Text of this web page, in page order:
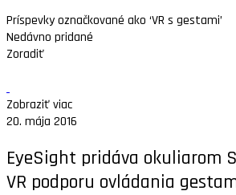
Príspevky označkované ako ‘VR s gestami’
Nedávno pridané
Zoradiť
Zobraziť viac
20. mája 2016
EyeSight pridáva okuliarom
VR podporu ovládania